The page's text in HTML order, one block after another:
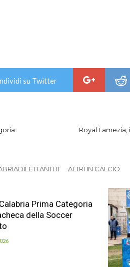
su Twitter
Royal
ALTRI IN CALCIO
Prima Categoria
della Soccer